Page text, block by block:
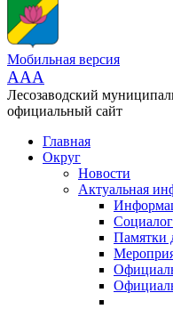
Мобильная версия
AAA
Лесозаводский
официальный сайт
Главная
Округ
Новости
Актуальная
Памятки